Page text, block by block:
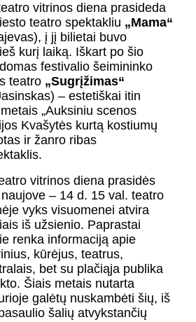
vitrinos diena prasideda
teatro spektakliu „Mama“
į jį bilietai buvo
kurį laiką. Iškart po šio
festivalio šeimininko
teatro „Sugrįžimas“
– estetiškai itin
„Auksiniu scenos
Kvašytės kurtą kostiumų
ir žanro ribas
vitrinos diena prasidės
– 14 d. 15 val. teatro
vyks visuomenei atvira
iš užsienio. Paprastai
renka informaciją apie
kūrėjus, teatrus,
bet su plačiąja publika
Šiais metais nutarta
galėtų nuskambėti šių, iš
šalių atvykstančių